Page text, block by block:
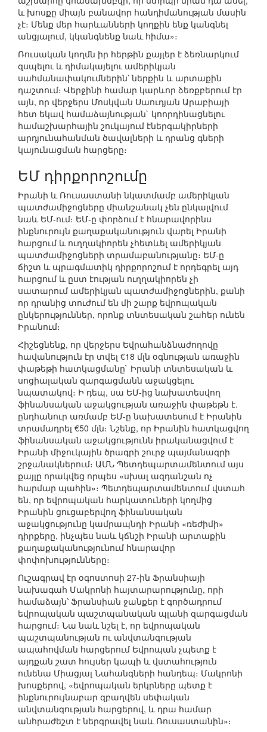
և խոսքը միայն բանավոր հանդիմանության մասին
չէ։ Մենք մեր հարևանների կողքին ենք կանգնել
անցյալում, կկանգնենք նաև հիմա»։
Ռուսական կողմն իր հերթին քայլեր է ձեռնարկում
զսպելու և դիմակայելու ամերիկյան
սահմանափակումներին՝ ներքին և արտաքին
դաշտում։ Վերջինի համար կարևոր ձեռքբերում էր
այն, որ վերջերս Մոսկվան Սաուդյան Արաբիայի
հետ եկավ համաձայնության` կոորդինացնելու
համաշխարհային շուկայում էներգակիրների
արդյունահանման ծավալների և դրանց գների
կայունացման հարցերը։
ԵՄ դիրքորոշումը
Իրանի և Ռուսաստանի նկատմամբ ամերիկյան
պատժամիջոցները միանշանակ չեն ընկալվում
նաև ԵՄ-ում։ ԵՄ-ը փորձում է հնարավորինս
ինքնուրույն քաղաքականություն վարել Իրանի
հարցում և ուղղակիորեն չհետևել ամերիկյան
պատժամիջոցների տրամաբանությանը։ ԵՄ-ը
ճիշտ և պրագմատիկ դիրքորոշում է որդեգրել այդ
հարցում և ըստ էության ուղղակիորեն չի
սատարում ամերիկյան պատժամիջոցներին, քանի
որ դրանից տուժում են մի շարք եվրոպական
ընկերություններ, որոնք տնտեսական շահեր ունեն
Իրանում։
Հիշեցնենք, որ վերջերս Եվրահանձնաժողովը
հավանություն էր տվել €18 մլն օգնության առաջին
փաթեթի հատկացմանը` Իրանի տնտեսական և
սոցիալական զարգացմանն աջակցելու
նպատակով։ Ի դեպ, սա ԵՄ-ից նախատեսվող
ֆինանսական աջակցության առաջին փաթեթն է.
ընդհանուր առմամբ ԵՄ-ը նախատեսում է Իրանին
տրամադրել €50 մլն։ Նշենք, որ Իրանին հատկացվող
ֆինանսական աջակցությունն իրականացվում է
Իրանի միջուկային ծրագրի շուրջ պայմանագրի
շրջանակներում։ ԱՄՆ Պետդեպարտամենտում այս
քայլը որակվեց որպես «սխալ ազդանշան ոչ
հարմար պահին»։ Պետդեպարտամենտում վստահ
են, որ եվրոպական հարկատուների կողմից
Իրանին ցուցաբերվող ֆինանսական
աջակցությունը կամրապնդի Իրանի «ռեժիմի»
դիրքերը, ինչպես նաև կճնշի Իրանի արտաքին
քաղաքականությունում հնարավոր
փոփոխությունները։
Ուշագրավ էր օգոստոսի 27-ին Ֆրանսիայի
նախագահ Մակրոնի հայտարարությունը, որի
համաձայն՝ Ֆրանսիան ջանքեր է գործադրում
եվրոպական պաշտպանական պլանի զարգացման
հարցում։ Նա նաև նշել է, որ եվրոպական
պաշտպանության ու անվտանգության
ապահովման հարցերում Եվրոպան չպետք է
այդքան շատ հույսեր կապի և վստահություն
ունենա Միացյալ Նահանգների հանդեպ։ Մակրոնի
խոսքերով, «եվրոպական երկրները պետք է
ինքնուրույնաբար զբաղվեն սեփական
անվտանգության հարցերով, և դրա համար
անհրաժեշտ է ներգրավել նաև Ռուսաստանին»։